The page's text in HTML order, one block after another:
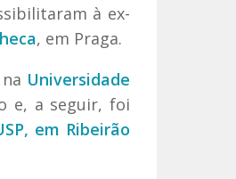
à ex-
, em Praga.
Universidade
e, a seguir, foi
em Ribeirão